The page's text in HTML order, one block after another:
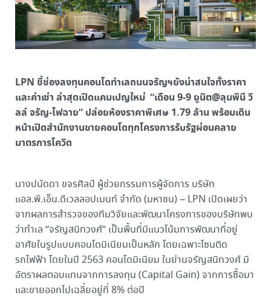
LPN ชี้ช่องลงทุนคอนโดทำเลถนนจรัญฯยังน่าสนใจทั้งราคา
และค่าเช่า ล่าสุดเปิดแคมเปญใหม่ “เดือน 9-9 ยูนิต@ลุมพินี วิ
ลล์ จรัญ-ไฟฉาย” ปล่อยห้องราคาพิเศษ 1.79 ล้าน พร้อมเดิน
หน้าเปิดสำนักงานขายคอนโดทุกโครงการรับรัฐผ่อนคลาย
มาตรการโควิด
นางปนัดดา ขจรศิลป์ ผู้ช่วยกรรมการผู้จัดการ บริษัท
แอล.พี.เอ็น.ดีเวลลอปเมนท์ จำกัด (มหาชน) – LPN เปิดเผยว่า
จากผลการสำรวจของทีมวิจัยและพัฒนาโครงการของบริษัทพบ
ว่าทำเล “จรัญสนิทวงศ์” เป็นพื้นที่มีแนวโน้มการพัฒนาที่อยู่
อาศัยในรูปแบบคอนโดมิเนียมเป็นหลัก โดยเฉพาะโซนติด
รถไฟฟ้า โดยในปี 2563 คอนโดมิเนียม ในย่านจรัญสนิทวงศ์ มี
อัตราผลตอบแทนจากการลงทุน (Capital Gain) จากการซื้อมา
และขายออกไปเฉลี่ยอยู่ที่ 8% ต่อปี